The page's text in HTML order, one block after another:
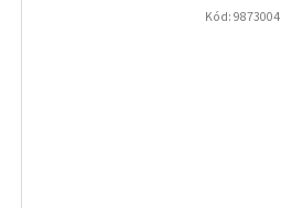
Kód:9873004